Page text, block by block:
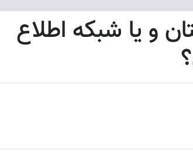
و یا شبکه اطلاع